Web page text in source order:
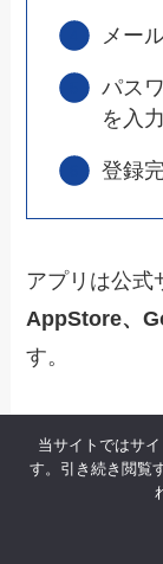
メー
パス
を入
登録
アプリは公式
AppStore、
す。
アプリのイ
です。
当サイトではサ
す。引き続き閲覧